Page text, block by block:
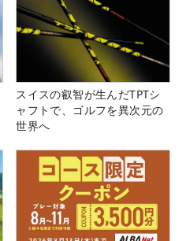
スイスの叡智が生んだTPTシ
ャフトで、ゴルフを異次元の
世界へ